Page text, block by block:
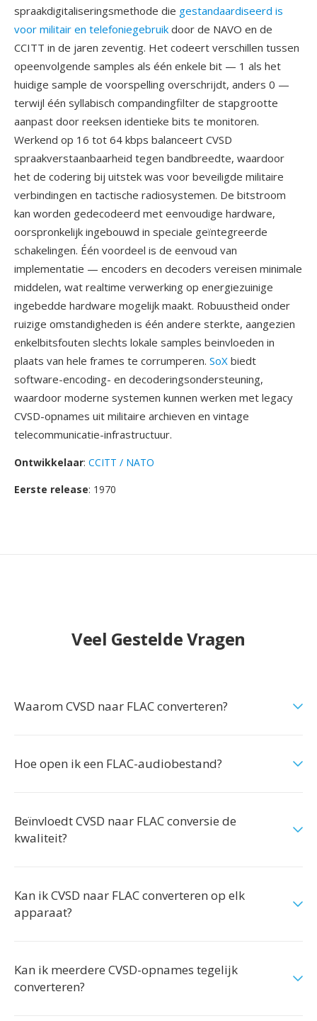
spraakdigitaliseringsmethode die gestandaardiseerd is
voor militair en telefoniegebruik door de NAVO en de
CCITT in de jaren zeventig. Het codeert verschillen tussen
opeenvolgende samples als één enkele bit — 1 als het
huidige sample de voorspelling overschrijdt, anders 0 —
terwijl één syllabisch compandingfilter de stapgrootte
aanpast door reeksen identieke bits te monitoren.
Werkend op 16 tot 64 kbps balanceert CVSD
spraakverstaanbaarheid tegen bandbreedte, waardoor
het de codering bij uitstek was voor beveiligde militaire
verbindingen en tactische radiosystemen. De bitstroom
kan worden gedecodeerd met eenvoudige hardware,
oorspronkelijk ingebouwd in speciale geïntegreerde
schakelingen. Één voordeel is de eenvoud van
implementatie — encoders en decoders vereisen minimale
middelen, wat realtime verwerking op energiezuinige
ingebedde hardware mogelijk maakt. Robuustheid onder
ruizige omstandigheden is één andere sterkte, aangezien
enkelbitsfouten slechts lokale samples beinvloeden in
plaats van hele frames te corrumperen. SoX biedt
software-encoding- en decoderingsondersteuning,
waardoor moderne systemen kunnen werken met legacy
CVSD-opnames uit militaire archieven en vintage
telecommunicatie-infrastructuur.
Ontwikkelaar: CCITT / NATO
Eerste release: 1970
Veel Gestelde Vragen
Waarom CVSD naar FLAC converteren?
Hoe open ik een FLAC-audiobestand?
Beïnvloedt CVSD naar FLAC conversie de
kwaliteit?
Kan ik CVSD naar FLAC converteren op elk
apparaat?
Kan ik meerdere CVSD-opnames tegelijk
converteren?